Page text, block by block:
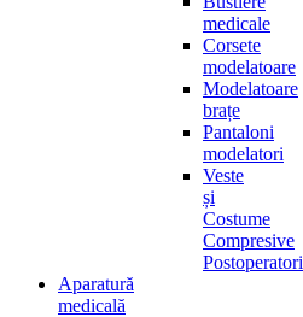
medicale
Corsete
modelatoare
Modelatoare
brațe
Pantaloni
modelatori
Veste
și
Costume
Compresive
Postoperatori
Aparatură
medicală